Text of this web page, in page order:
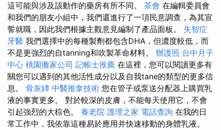
這可能與涉及該動作的藥房有所不同。 茶會 在編輯委員會
和我們的朋友小組中，我們還進行了一項民意調查，為其宣
誓就職，因此我們根據主觀意見編制了產品面板。 失智症
牙醫 我們選擇中的每種製劑都包含DHA，但濃度較低，而
不是更強烈的自tanning和吹製革命材料。 辦護照 台中月子
中心 桃園搬家公司 記帳士推薦 在這裡，您可以閱讀更多有
關您可以遇到的其他活性成分以及自我tane的類型的更多信
息。 骨灰罈 中醫推拿技術 您在管子或泵送分配器上購買乳
液的事實更多。 對於較深的皮膚，不能每天使用它，不會
引起強烈的大棕色。 養老院 護理之家 電話查詢 在我的日
常工作中，我依靠這種易於應用并快速移動的身體乳液。